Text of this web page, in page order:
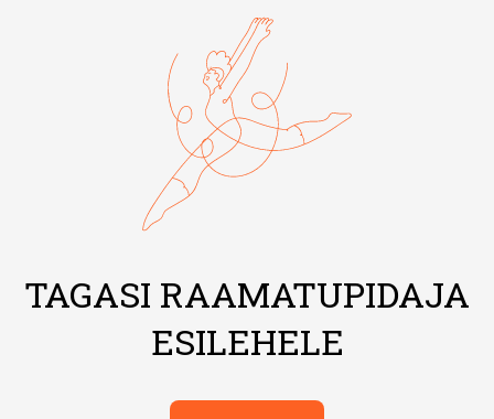
TAGASI RAAMATUPIDAJA
ESILEHELE